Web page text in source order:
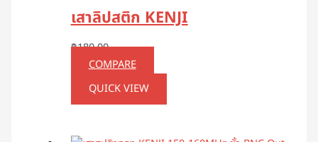
เสาลิปสติก KENJI
฿180.00
COMPARE
QUICK VIEW